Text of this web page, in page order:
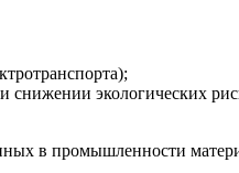
экологических
в промышленности